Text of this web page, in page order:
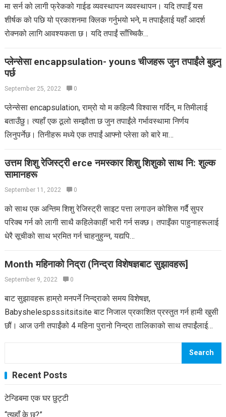
मा सर्न को लागी फ्रेकको गाईड व्यवस्थापन व्यवस्थापन। यदि तपाइँ यस
शीर्षक को पछि यो प्रकाशनमा क्लिक गर्नुभयो भने, म तपाईंलाई यहाँ आदर्श
रोक्नको लागि आवश्यकता छ। यदि तपाईं साँच्चिकै…
प्लेन्सेसा encappsulation- youns चीजहरू जुन तपाईंले बुझ्नु
पर्छ
September 25, 2022 0
प्लेन्सेसा encapsulation, राम्रो यो म कहिल्यै विश्वास गर्दिन, म तिमीलाई
बताउँछु। त्यहाँ एक ठूलो सम्झौता छ जुन तपाईंले गर्भावस्थामा निर्णय
लिनुपर्नेछ। तिनीहरू मध्ये एक तपाईं आफ्नो प्लेसा को बारे मा…
उत्तम शिशु रेजिस्ट्री erce नमस्कार शिशु शिशुको साथ नि: शुल्क
सामानहरू
September 11, 2022 0
को साथ एक अन्तिम शिशु रेजिस्ट्री साइट पत्ता लगाउन कोशिस गर्दै सुपर
परिक्ब गर्न को लागी साथै कहिलेकाहीं भारी गर्न सक्छ। तपाइँका पाहुनाहरूलाई
धेरै सूचीको साथ भ्रमित गर्न चाहनुहुन्न, यद्यपि…
Month महिनाको निद्रा (निन्द्रा विशेषज्ञबाट सुझावहरू]
September 9, 2022 0
बाट सुझावहरू हाम्रो मनपर्ने निन्द्राको समय विशेषज्ञ,
Babyshelespsssitsitsite बाट निजाल प्रकाशित प्रस्तुत गर्न हामी खुसी
छौं। आज उनी तपाईंको 4 महिना पुरानो निन्द्रा तालिकाको साथ तपाईंलाई
Search
Recent Posts
टेन्डिबमा एक घर छुट्टी
“त्यहाँ के छ?”